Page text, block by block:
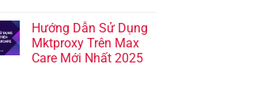
Hướng Dẫn Sử Dụng
Mktproxy Trên Max
Care Mới Nhất 2025